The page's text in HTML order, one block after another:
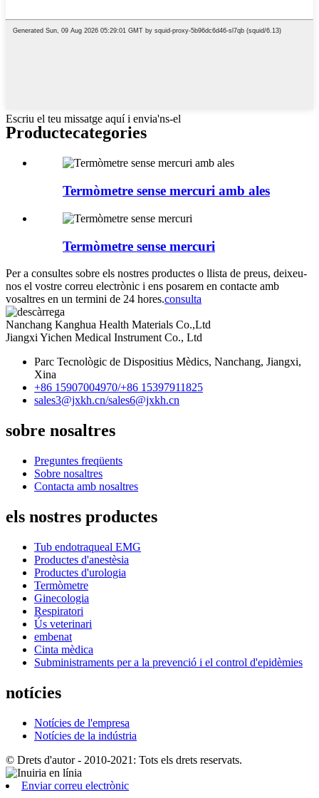
Escriu el teu missatge aquí i envia'ns-el
Productecategories
Termòmetre sense mercuri amb ales
Termòmetre sense mercuri
Per a consultes sobre els nostres productes o llista de preus, deixeu-
nos el vostre correu electrònic i ens posarem en contacte amb
vosaltres en un termini de 24 hores.consulta
Nanchang Kanghua Health Materials Co.,Ltd
Jiangxi Yichen Medical Instrument Co., Ltd
Parc Tecnològic de Dispositius Mèdics, Nanchang, Jiangxi,
Xina
+86 15907004970/+86 15397911825
sales3@jxkh.cn/sales6@jxkh.cn
sobre nosaltres
Preguntes freqüents
Sobre nosaltres
Contacta amb nosaltres
els nostres productes
Tub endotraqueal EMG
Productes d'anestèsia
Productes d'urologia
Termòmetre
Ginecologia
Respiratori
Ús veterinari
embenat
Cinta mèdica
Subministraments per a la prevenció i el control d'epidèmies
notícies
Notícies de l'empresa
Notícies de la indústria
© Drets d'autor - 2010-2021: Tots els drets reservats.
Enviar correu electrònic